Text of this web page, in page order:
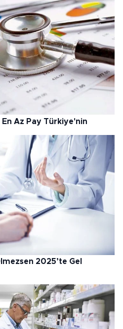
En Az Pay Türkiye'nin
2025’te Gel